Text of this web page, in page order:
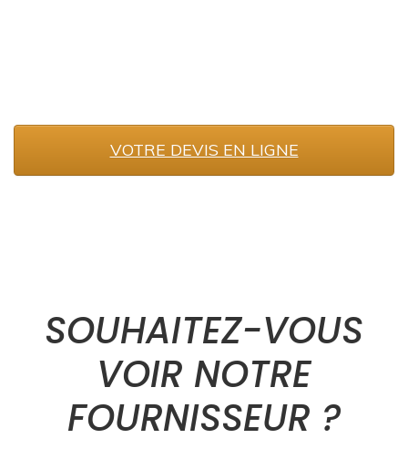
VOTRE DEVIS EN LIGNE
SOUHAITEZ-VOUS
VOIR NOTRE
FOURNISSEUR ?